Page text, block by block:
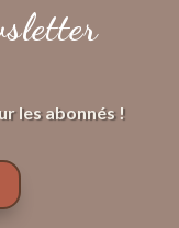
les abonnés !